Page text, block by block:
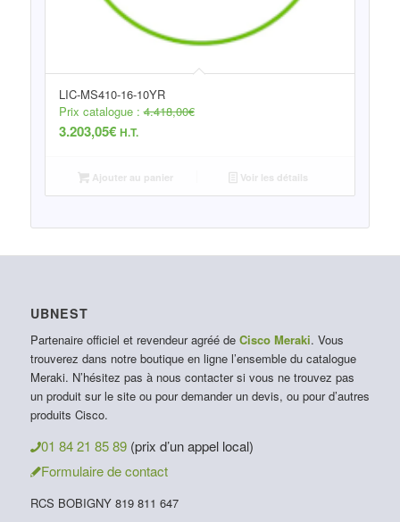
LIC-MS410-16-10YR
Prix catalogue :4.418,00€
3.203,05€ H.T.
Ajouter au panier Voir les détails
UBNEST
Partenaire officiel et revendeur agréé de Cisco Meraki. Vous
trouverez dans notre boutique en ligne l’ensemble du catalogue
Meraki. N’hésitez pas à nous contacter si vous ne trouvez pas
un produit sur le site ou pour demander un devis, ou pour d’autres
produits Cisco.
01 84 21 85 89 (prix d’un appel local)
Formulaire de contact
RCS BOBIGNY 819 811 647